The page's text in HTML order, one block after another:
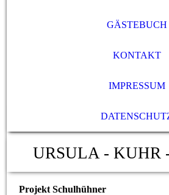
GÄSTEBUCH
KONTAKT
IMPRESSUM
URSULA - KUHR
Projekt Schulhühner